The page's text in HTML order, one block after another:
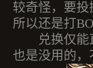
较奇怪，要
所以还是打
兑换仅能直
也是没用的